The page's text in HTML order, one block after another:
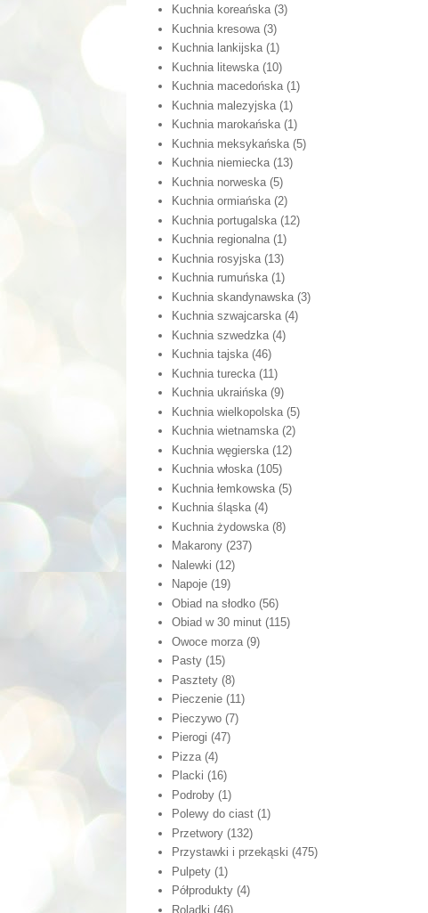
Kuchnia koreańska (3)
Kuchnia kresowa (3)
Kuchnia lankijska (1)
Kuchnia litewska (10)
Kuchnia macedońska (1)
Kuchnia malezyjska (1)
Kuchnia marokańska (1)
Kuchnia meksykańska (5)
Kuchnia niemiecka (13)
Kuchnia norweska (5)
Kuchnia ormiańska (2)
Kuchnia portugalska (12)
Kuchnia regionalna (1)
Kuchnia rosyjska (13)
Kuchnia rumuńska (1)
Kuchnia skandynawska (3)
Kuchnia szwajcarska (4)
Kuchnia szwedzka (4)
Kuchnia tajska (46)
Kuchnia turecka (11)
Kuchnia ukraińska (9)
Kuchnia wielkopolska (5)
Kuchnia wietnamska (2)
Kuchnia węgierska (12)
Kuchnia włoska (105)
Kuchnia łemkowska (5)
Kuchnia śląska (4)
Kuchnia żydowska (8)
Makarony (237)
Nalewki (12)
Napoje (19)
Obiad na słodko (56)
Obiad w 30 minut (115)
Owoce morza (9)
Pasty (15)
Pasztety (8)
Pieczenie (11)
Pieczywo (7)
Pierogi (47)
Pizza (4)
Placki (16)
Podroby (1)
Polewy do ciast (1)
Przetwory (132)
Przystawki i przekąski (475)
Pulpety (1)
Półprodukty (4)
Roladki (46)